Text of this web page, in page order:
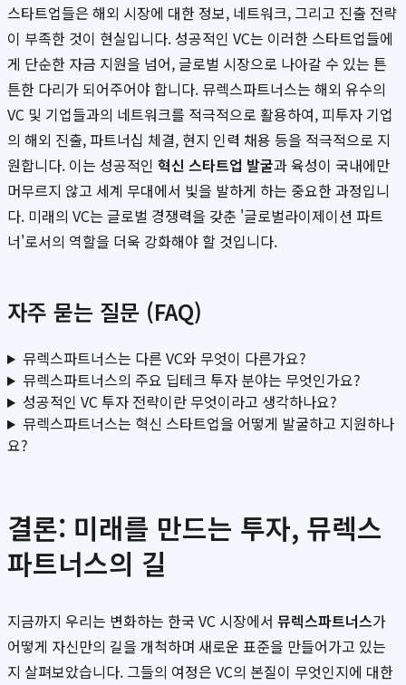
스타트업들은 해외 시장에 대한 정보, 네트워크, 그리고 진출 전략
이 부족한 것이 현실입니다. 성공적인 VC는 이러한 스타트업들에
게 단순한 자금 지원을 넘어, 글로벌 시장으로 나아갈 수 있는 튼
튼한 다리가 되어주어야 합니다. 뮤렉스파트너스는 해외 유수의
VC 및 기업들과의 네트워크를 적극적으로 활용하여, 피투자 기업
의 해외 진출, 파트너십 체결, 현지 인력 채용 등을 적극적으로 지
원합니다. 이는 성공적인 혁신 스타트업 발굴과 육성이 국내에만
머무르지 않고 세계 무대에서 빛을 발하게 하는 중요한 과정입니
다. 미래의 VC는 글로벌 경쟁력을 갖춘 '글로벌라이제이션 파트
너'로서의 역할을 더욱 강화해야 할 것입니다.
자주 묻는 질문 (FAQ)
뮤렉스파트너스는 다른 VC와 무엇이 다른가요?
뮤렉스파트너스의 주요 딥테크 투자 분야는 무엇인가요?
성공적인 VC 투자 전략이란 무엇이라고 생각하나요?
뮤렉스파트너스는 혁신 스타트업을 어떻게 발굴하고 지원하나
요?
결론: 미래를 만드는 투자, 뮤렉스
파트너스의 길
지금까지 우리는 변화하는 한국 VC 시장에서 뮤렉스파트너스가
어떻게 자신만의 길을 개척하며 새로운 표준을 만들어가고 있는
지 살펴보았습니다. 그들의 여정은 VC의 본질이 무엇인지에 대한